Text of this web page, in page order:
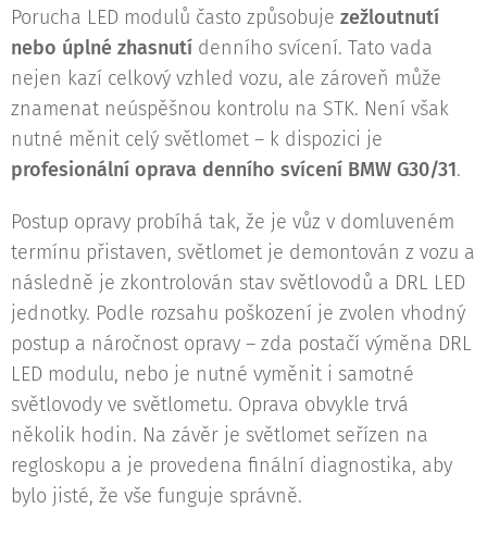
Porucha LED modulů často způsobuje zežloutnutí
nebo úplné zhasnutí denního svícení. Tato vada
nejen kazí celkový vzhled vozu, ale zároveň může
znamenat neúspěšnou kontrolu na STK. Není však
nutné měnit celý světlomet – k dispozici je
profesionální oprava denního svícení BMW G30/31.
Postup opravy probíhá tak, že je vůz v domluveném
termínu přistaven, světlomet je demontován z vozu a
následně je zkontrolován stav světlovodů a DRL LED
jednotky. Podle rozsahu poškození je zvolen vhodný
postup a náročnost opravy – zda postačí výměna DRL
LED modulu, nebo je nutné vyměnit i samotné
světlovody ve světlometu. Oprava obvykle trvá
několik hodin. Na závěr je světlomet seřízen na
regloskopu a je provedena finální diagnostika, aby
bylo jisté, že vše funguje správně.